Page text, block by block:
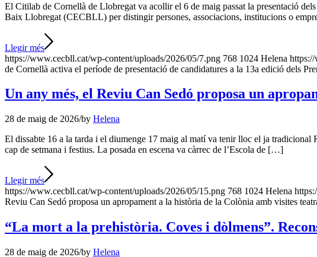
El Citilab de Cornellà de Llobregat va acollir el 6 de maig passat la presentació
Baix Llobregat (CECBLL) per distingir persones, associacions, institucions o
Llegir més
https://www.cecbll.cat/wp-content/uploads/2026/05/7.png 768 1024 Helena
de Cornellà activa el període de presentació de candidatures a la 13a edició dels
Un any més, el Reviu Can Sedó proposa un
28 de maig de 2026/by Helena
El dissabte 16 a la tarda i el diumenge 17 maig al matí va tenir lloc el ja
cap de setmana i festius. La posada en escena va càrrec de l’Escola de […]
Llegir més
https://www.cecbll.cat/wp-content/uploads/2026/05/15.png 768 1024 Helena
Reviu Can Sedó proposa un apropament a la història de la Colònia amb visites
“La mort a la prehistòria. Coves i dòlmens”.
28 de maig de 2026/by Helena